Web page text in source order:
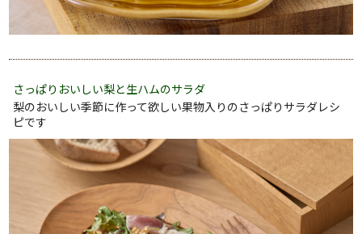
さっぱりおいしい梨と生ハムのサラダ
梨のおいしい季節に作って欲しい果物入りのさっぱりサラダレシ
ピです